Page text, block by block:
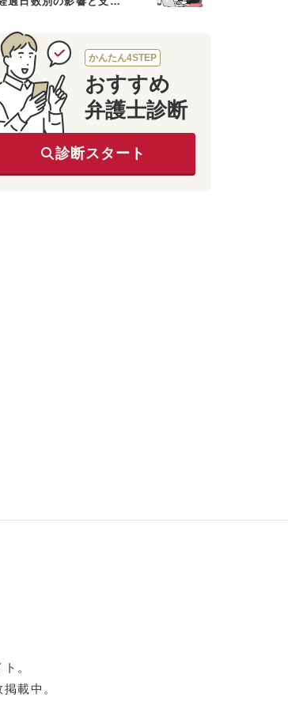
かんたん4STEP
おすすめ
弁護士診断
診断スタート
。
載中。